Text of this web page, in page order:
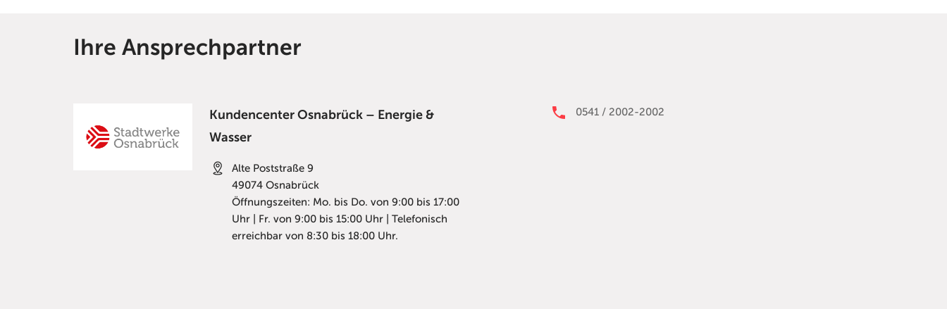
Ihre Ansprechpartner
Kundencenter Osnabrück – Energie &
Wasser
Alte Poststraße 9
49074 Osnabrück
Öffnungszeiten: Mo. bis Do. von 9:00 bis 17:00
Uhr | Fr. von 9:00 bis 15:00 Uhr | Telefonisch
erreichbar von 8:30 bis 18:00 Uhr.
0541 / 2002-2002